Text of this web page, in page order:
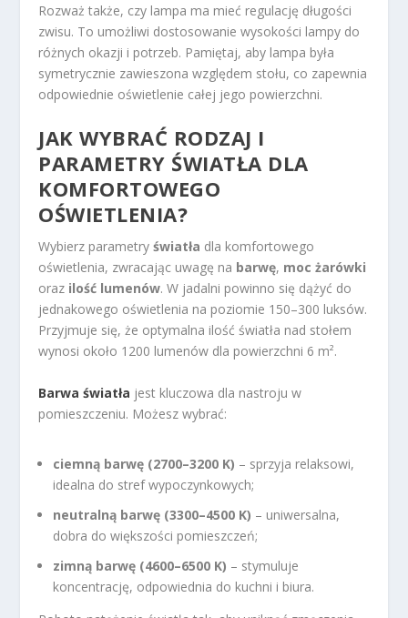
Rozważ także, czy lampa ma mieć regulację długości
zwisu. To umożliwi dostosowanie wysokości lampy do
różnych okazji i potrzeb. Pamiętaj, aby lampa była
symetrycznie zawieszona względem stołu, co zapewnia
odpowiednie oświetlenie całej jego powierzchni.
JAK WYBRAĆ RODZAJ I
PARAMETRY ŚWIATŁA DLA
KOMFORTOWEGO
OŚWIETLENIA?
Wybierz parametryświatła dla komfortowego
oświetlenia, zwracając uwagę na barwę, moc żarówki
oraz ilość lumenów. W jadalni powinno się dążyć do
jednakowego oświetlenia na poziomie 150–300 luksów.
Przyjmuje się, że optymalna ilość światła nad stołem
wynosi około 1200 lumenów dla powierzchni 6 m².
Barwa światła jest kluczowa dla nastroju w
pomieszczeniu. Możesz wybrać:
ciemną barwę (2700–3200 K) – sprzyja relaksowi,
idealna do stref wypoczynkowych;
neutralną barwę (3300–4500 K) – uniwersalna,
dobra do większości pomieszczeń;
zimną barwę (4600–6500 K) – stymuluje
koncentrację, odpowiednia do kuchni i biura.